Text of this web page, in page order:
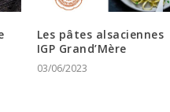
Les pâtes alsaciennes
IGP Grand’Mère
03/06/2023